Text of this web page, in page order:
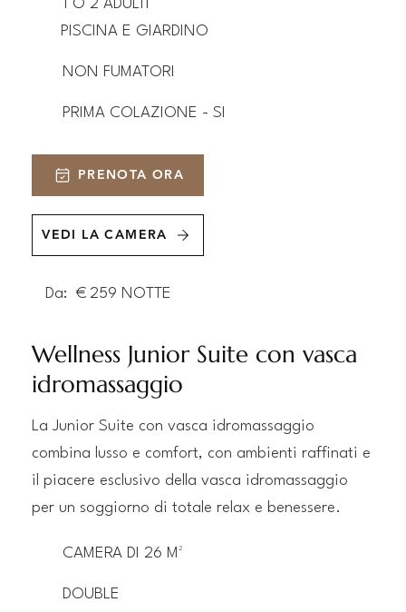
1 O 2 ADULTI
PISCINA E GIARDINO
NON FUMATORI
PRIMA COLAZIONE - SI
PRENOTA ORA
VEDI LA CAMERA
Wellness Junior Suite con vasca
idromassaggio
La Junior Suite con vasca idromassaggio
combina lusso e comfort, con ambienti raffinati e
il piacere esclusivo della vasca idromassaggio
per un soggiorno di totale relax e benessere.
CAMERA DI 26 M²
DOUBLE
Da: € 259 NOTTE